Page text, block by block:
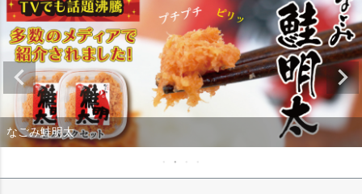
なごみ鮭明太